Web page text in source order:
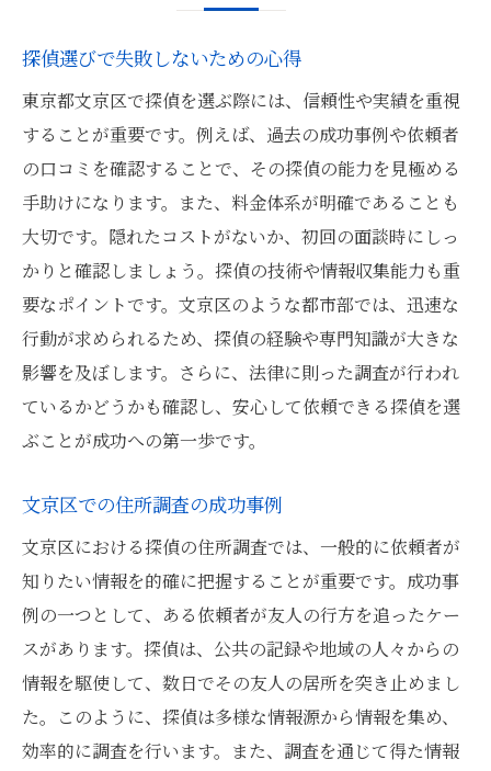
探偵選びで失敗しないための心得
東京都文京区で探偵を選ぶ際には、信頼性や実績を重視
することが重要です。例えば、過去の成功事例や依頼者
の口コミを確認することで、その探偵の能力を見極める
手助けになります。また、料金体系が明確であることも
大切です。隠れたコストがないか、初回の面談時にしっ
かりと確認しましょう。探偵の技術や情報収集能力も重
要なポイントです。文京区のような都市部では、迅速な
行動が求められるため、探偵の経験や専門知識が大きな
影響を及ぼします。さらに、法律に則った調査が行われ
ているかどうかも確認し、安心して依頼できる探偵を選
ぶことが成功への第一歩です。
文京区での住所調査の成功事例
文京区における探偵の住所調査では、一般的に依頼者が
知りたい情報を的確に把握することが重要です。成功事
例の一つとして、ある依頼者が友人の行方を追ったケー
スがあります。探偵は、公共の記録や地域の人々からの
情報を駆使して、数日でその友人の居所を突き止めまし
た。このように、探偵は多様な情報源から情報を集め、
効率的に調査を行います。また、調査を通じて得た情報